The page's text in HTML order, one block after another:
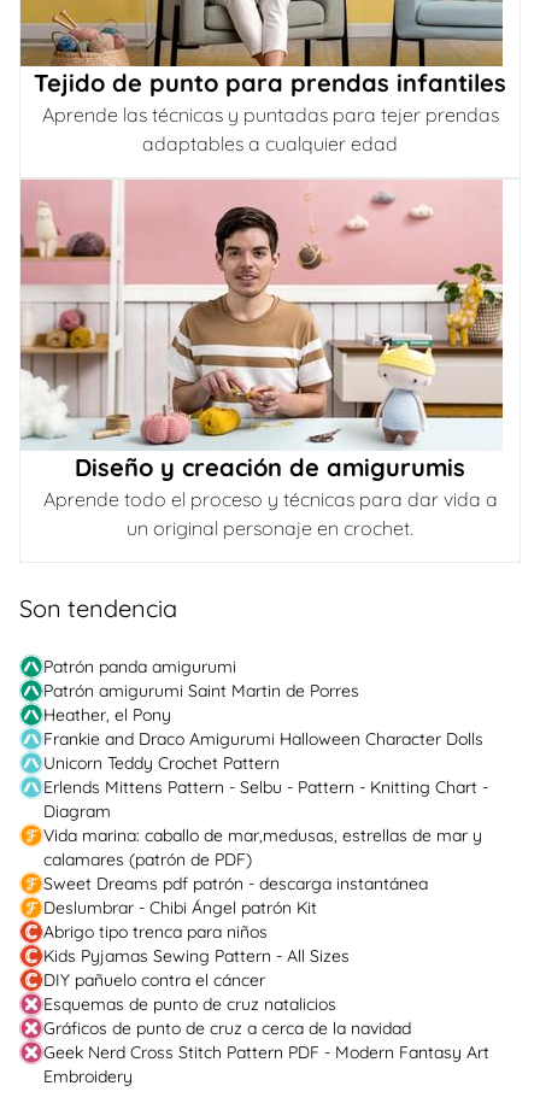
Tejido de punto para prendas infantiles
Aprende las técnicas y puntadas para tejer prendas
adaptables a cualquier edad
Diseño y creación de amigurumis
Aprende todo el proceso y técnicas para dar vida a
un original personaje en crochet.
Son tendencia
Patrón panda amigurumi
Patrón amigurumi Saint Martin de Porres
Heather, el Pony
Frankie and Draco Amigurumi Halloween Character Dolls
Unicorn Teddy Crochet Pattern
Erlends Mittens Pattern - Selbu - Pattern - Knitting Chart -
Diagram
Vida marina: caballo de mar,medusas, estrellas de mar y
calamares (patrón de PDF)
Sweet Dreams pdf patrón - descarga instantánea
Deslumbrar - Chibi Ángel patrón Kit
Abrigo tipo trenca para niños
Kids Pyjamas Sewing Pattern - All Sizes
DIY pañuelo contra el cáncer
Esquemas de punto de cruz natalicios
Gráficos de punto de cruz a cerca de la navidad
Geek Nerd Cross Stitch Pattern PDF - Modern Fantasy Art
Embroidery